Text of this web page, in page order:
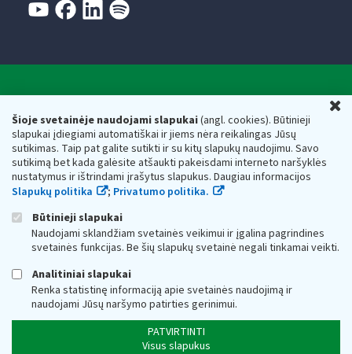
Šioje svetainėje naudojami slapukai(angl. cookies). Būtinieji
slapukai įdiegiami automatiškai ir jiems nėra reikalingas Jūsų
sutikimas. Taip pat galite sutikti ir su kitų slapukų naudojimu. Savo
sutikimą bet kada galėsite atšaukti pakeisdami interneto naršyklės
nustatymus ir ištrindami įrašytus slapukus. Daugiau informacijos
Slapukų politika
; Privatumo politika.
Būtinieji slapukai
Naudojami sklandžiam svetainės veikimui ir įgalina pagrindines
svetainės funkcijas. Be šių slapukų svetainė negali tinkamai veikti.
Analitiniai slapukai
Renka statistinę informaciją apie svetainės naudojimą ir
naudojami Jūsų naršymo patirties gerinimui.
PATVIRTINTI
Visus slapukus
Respublikos finansų ministerijos
Biudžetinė įstaiga. Juridinio asmens kodas — 188659752,
adresas: Vasario 16-osios g. 14, 01107 Vilnius, Lietuva, el.paštas:
vmi@vmi.lt, E. pristatymo dėžutės adresas 188659752
Duomenys apie Valstybinę mokesčių inspekciją prie Lietuvos
Respublikos finansų ministerijos kaupiami ir saugomi Juridinių